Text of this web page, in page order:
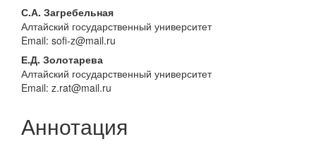
Основное
содержание
статьи
С.А. Загребельная
Алтайский государственный университет
Email: sofi-z@mail.ru
Е.Д. Золотарева
Алтайский государственный университет
Email: z.rat@mail.ru
Аннотация